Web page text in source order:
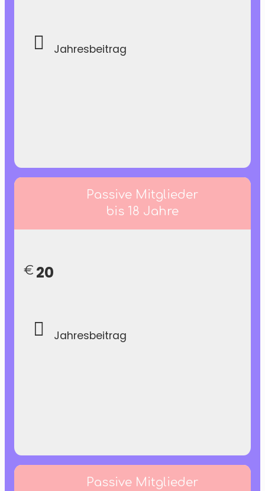
Jahresbeitrag
Passive Mitglieder
bis 18 Jahre
€ 20
Jahresbeitrag
Passive Mitglieder